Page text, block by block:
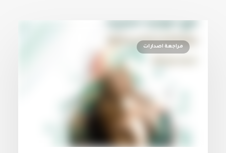
مراجعة اصدارات